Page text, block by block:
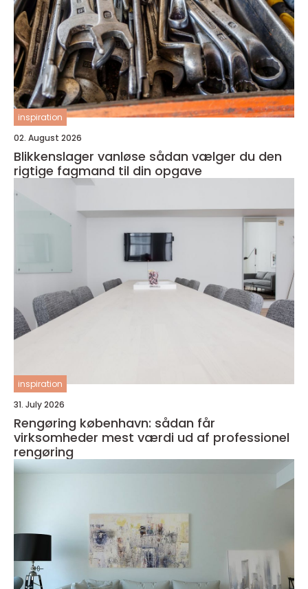
inspiration
02. August 2026
Blikkenslager vanløse sådan vælger du den
rigtige fagmand til din opgave
inspiration
31. July 2026
Rengøring københavn: sådan får
virksomheder mest værdi ud af professionel
rengøring